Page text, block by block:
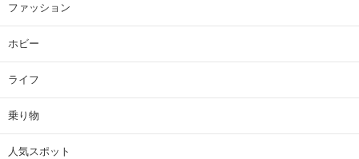
ファッション
ホビー
ライフ
乗り物
人気スポット